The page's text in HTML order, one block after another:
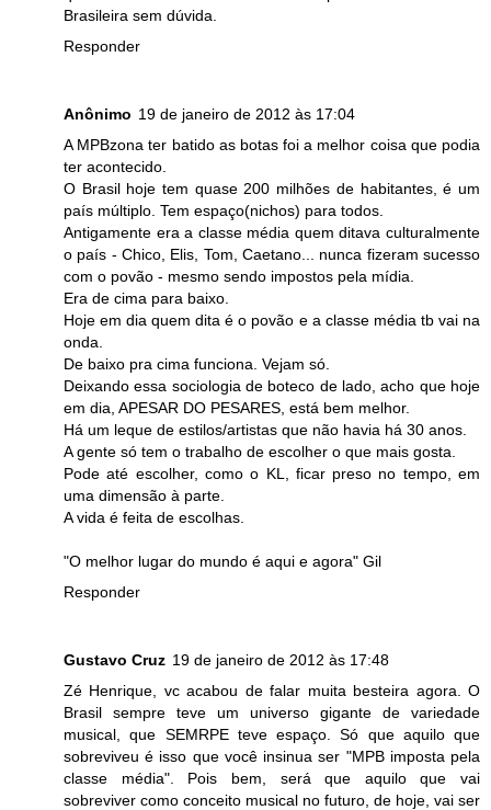
Brasileira sem dúvida.
Responder
Anônimo 19 de janeiro de 2012 às 17:04
A MPBzona ter batido as botas foi a melhor coisa que podia
ter acontecido.
O Brasil hoje tem quase 200 milhões de habitantes, é um
país múltiplo. Tem espaço(nichos) para todos.
Antigamente era a classe média quem ditava culturalmente
o país - Chico, Elis, Tom, Caetano... nunca fizeram sucesso
com o povão - mesmo sendo impostos pela mídia.
Era de cima para baixo.
Hoje em dia quem dita é o povão e a classe média tb vai na
onda.
De baixo pra cima funciona. Vejam só.
Deixando essa sociologia de boteco de lado, acho que hoje
em dia, APESAR DO PESARES, está bem melhor.
Há um leque de estilos/artistas que não havia há 30 anos.
A gente só tem o trabalho de escolher o que mais gosta.
Pode até escolher, como o KL, ficar preso no tempo, em
uma dimensão à parte.
A vida é feita de escolhas.
"O melhor lugar do mundo é aqui e agora" Gil
Responder
Gustavo Cruz 19 de janeiro de 2012 às 17:48
Zé Henrique, vc acabou de falar muita besteira agora. O
Brasil sempre teve um universo gigante de variedade
musical, que SEMRPE teve espaço. Só que aquilo que
sobreviveu é isso que você insinua ser "MPB imposta pela
classe média". Pois bem, será que aquilo que vai
sobreviver como conceito musical no futuro, de hoje, vai ser